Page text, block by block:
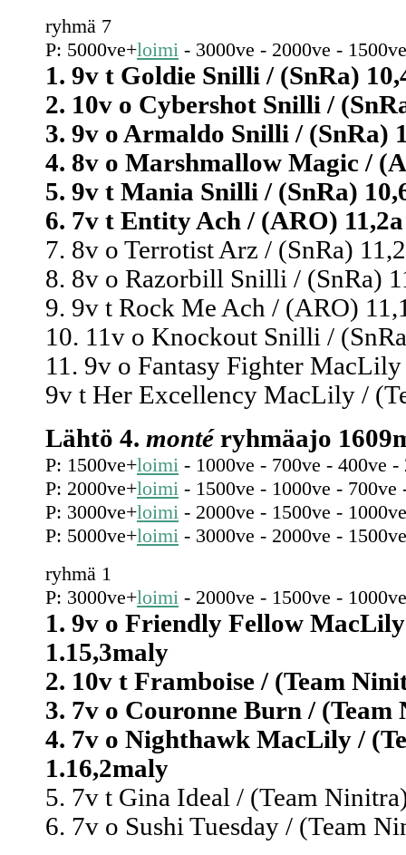
ryhmä 7
P: 5000ve+loimi - 3000ve - 2000ve -
1. 9v t Goldie Snilli / (SnRa)
2. 10v o Cybershot Snilli /
3. 9v o Armaldo Snilli / (SnRa)
4. 8v o Marshmallow Magic /
5. 9v t Mania Snilli / (SnRa)
6. 7v t Entity Ach / (ARO)
7. 8v o Terrotist Arz / (SnRa)
8. 8v o Razorbill Snilli / (SnRa)
9. 9v t Rock Me Ach / (ARO)
10. 11v o Knockout Snilli /
11. 9v o Fantasy Fighter
9v t Her Excellency MacLily /
Lähtö 4. montéryhmäajo
P: 1500ve+loimi - 1000ve - 700ve - 400ve -
P: 2000ve+loimi - 1500ve - 1000ve - 700ve
P: 3000ve+loimi - 2000ve - 1500ve -
P: 5000ve+loimi - 3000ve - 2000ve -
ryhmä 1
P: 3000ve+loimi - 2000ve - 1500ve -
1. 9v o Friendly Fellow
1.15,3maly
2. 10v t Framboise / (Team
3. 7v o Couronne Burn /
4. 7v o Nighthawk MacLily /
1.16,2maly
5. 7v t Gina Ideal / (Team
6. 7v o Sushi Tuesday / (Team